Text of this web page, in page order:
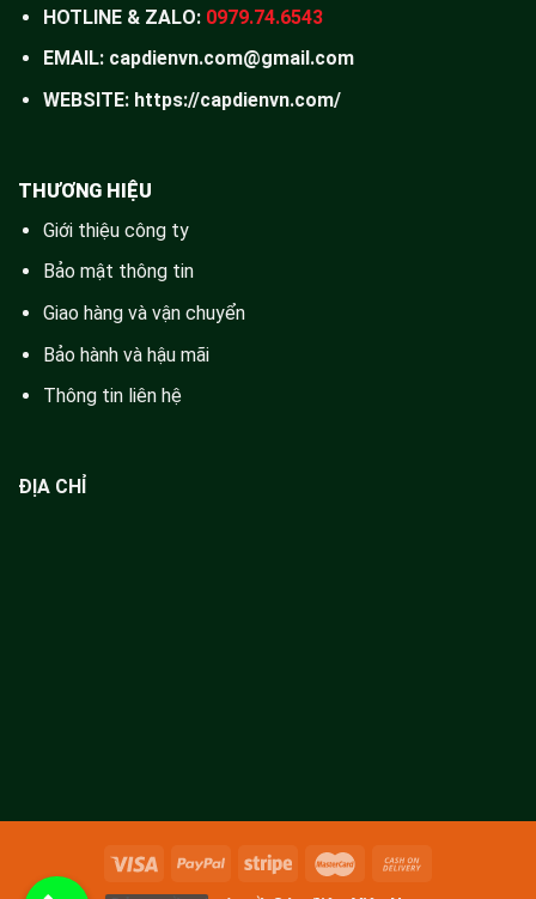
HOTLINE & ZALO: 0979.74.6543
EMAIL: capdienvn.com@gmail.com
WEBSITE: https://capdienvn.com/
THƯƠNG HIỆU
Giới thiệu công ty
Bảo mật thông tin
Giao hàng và vận chuyển
Bảo hành và hậu mãi
Thông tin liên hệ
ĐỊA CHỈ